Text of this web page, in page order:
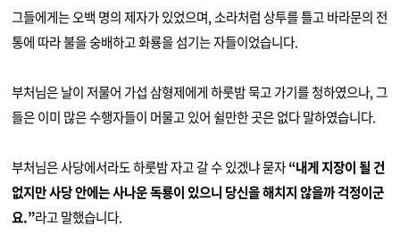
그들에게는 오백 명의 제자가 있었으며,소라처럼 상투를 틀고 바라문의 전
통에 따라 불을 숭배하고 화룡을 섬기는 자들이었습니다.
부처님은 날이 저물어 가섭 삼형제에게 하룻밤 묵고 가기를 청하였으나,그
들은 이미 많은 수행자들이 머물고 있어 쉴만한 곳은 없다 말하였습니다.
부처님은 사당에서라도 하룻밤 자고 갈 수 있겠냐 묻자“내게 지장이 될 건
없지만 사당 안에는 사나운 독룡이 있으니 당신을 해치지 않을까 걱정이군
요.”라고 말했습니다.